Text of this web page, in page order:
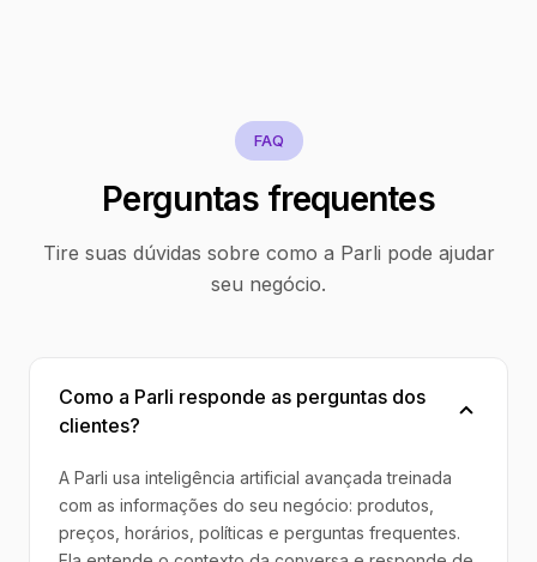
FAQ
Perguntas frequentes
Tire suas dúvidas sobre como a Parli pode ajudar
seu negócio.
Como a Parli responde as perguntas dos
clientes?
A Parli usa inteligência artificial avançada treinada
com as informações do seu negócio: produtos,
preços, horários, políticas e perguntas frequentes.